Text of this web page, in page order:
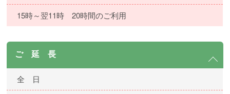
15時～翌11時 20時間のご利用
ご 延 長
全 日